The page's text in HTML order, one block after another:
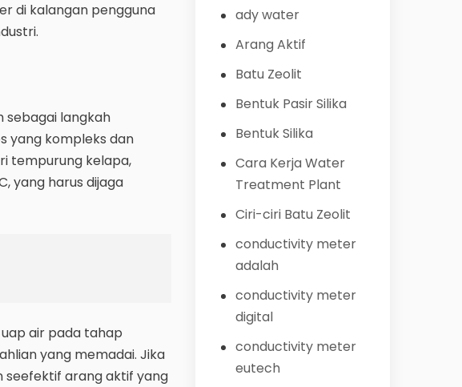
di kalangan pengguna
sebagai langkah
yang kompleks dan
tempurung kelapa,
yang harus dijaga
air pada tahap
yang memadai. Jika
seefektif arang aktif yang
ady water
Arang Aktif
Batu Zeolit
Bentuk Pasir Silika
Bentuk Silika
Cara Kerja Water
Treatment Plant
Ciri-ciri Batu Zeolit
conductivity meter
adalah
conductivity meter
digital
conductivity meter
eutech